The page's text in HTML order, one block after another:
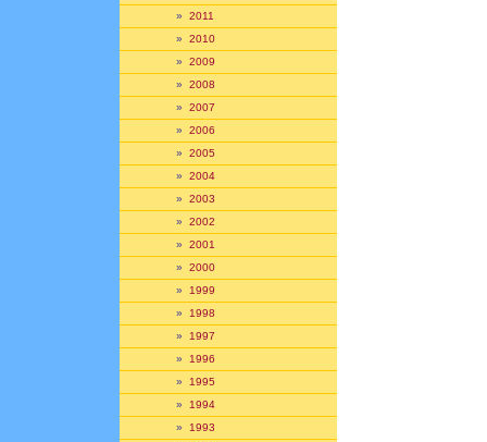
» 2011
» 2010
» 2009
» 2008
» 2007
» 2006
» 2005
» 2004
» 2003
» 2002
» 2001
» 2000
» 1999
» 1998
» 1997
» 1996
» 1995
» 1994
» 1993